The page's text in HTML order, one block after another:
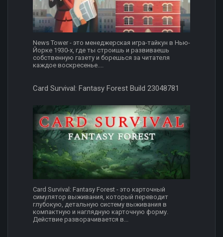
News Tower - это менеджерская игра-тайкун в Нью-
Йорке 1930-х, где ты строишь и развиваешь
собственную газету и борешься за читателя
каждое воскресенье....
Card Survival: Fantasy Forest Build 23048781
Card Survival: Fantasy Forest - это карточный
симулятор выживания, который переводит
глубокую, детальную систему выживания в
компактную и наглядную карточную форму.
Действие разворачивается в...